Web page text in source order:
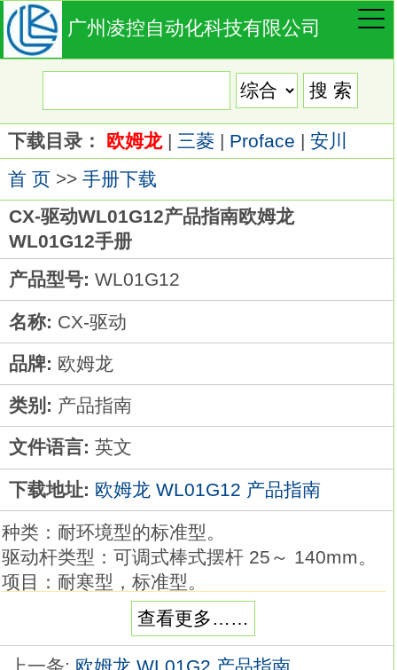
广州凌控自动化科技有限公司
下载目录： 欧姆龙| 三菱| Proface | 安川
首 页>> 手册下载
CX-驱动WL01G12产品指南欧姆龙
WL01G12手册
产品型号: WL01G12
名称: CX-驱动
品牌: 欧姆龙
类别: 产品指南
文件语言: 英文
下载地址: 欧姆龙 WL01G12 产品指南
种类：耐环境型的标准型。
驱动杆类型：可调式棒式摆杆 25～ 140mm。
项目：耐寒型，标准型。
预行程（PT）：15正负5°。
可根据使用环境和用途进行选择，品种丰富的2
回路限位开关WL01G12产品指南。
查看更多……